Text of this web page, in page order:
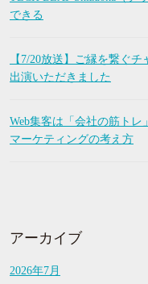
できる
【7/20放送】ご縁を繋ぐ
出演いただきました
Web集客は「会社の筋トレ
マーケティングの考え方
アーカイブ
2026年7月